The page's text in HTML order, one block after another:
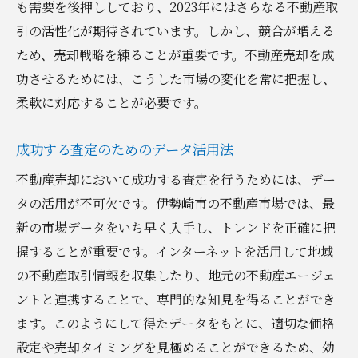
も需要を後押ししており、2023年にはさらなる不動産取
引の活性化が期待されています。しかし、競合が増える
ため、売却戦略を練ることが重要です。不動産売却を成
功させるためには、こうした市場の変化を常に把握し、
柔軟に対応することが必要です。
成功する査定のためのデータ活用法
不動産売却において成功する査定を行うためには、デー
タの活用が不可欠です。伊勢崎市の不動産市場では、最
新の市場データをいち早く入手し、トレンドを正確に把
握することが重要です。インターネットを活用して地域
の不動産取引情報を収集したり、地元の不動産エージェ
ントと連携することで、専門的な知見を得ることができ
ます。このようにして得たデータをもとに、適切な価格
設定や売却タイミングを見極めることができるため、効